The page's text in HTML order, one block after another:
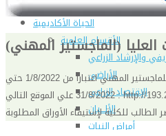
شهادات التخرج
الحياة الأكاديمية
الأقسام العلمية
والإرشاد الزراعي
الأراضى
الإقتصاد الزراعى
الألـــبان
أمراض النبات
(الماجستير المهني)
سوف يتم فتح باب التقديم للماجستير المهني اعتبارا من 1/8/2022 حتي
31/8/2022 علي الموقع التالي : http://193.227.5.153/ZAD *وبعد التقديم على